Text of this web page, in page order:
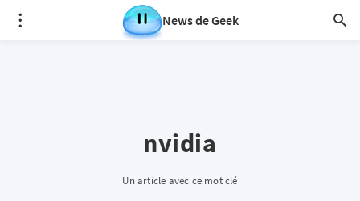
News de Geek
nvidia
Un article avec ce mot clé